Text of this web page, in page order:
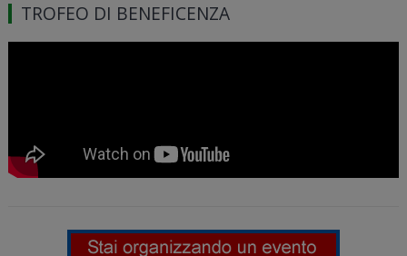
TROFEO DI BENEFICENZA